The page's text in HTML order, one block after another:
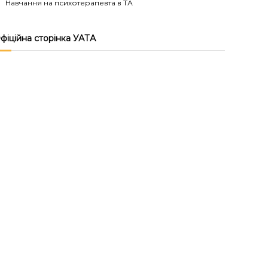
Навчання на психотерапевта в ТА
сторінка УАТА